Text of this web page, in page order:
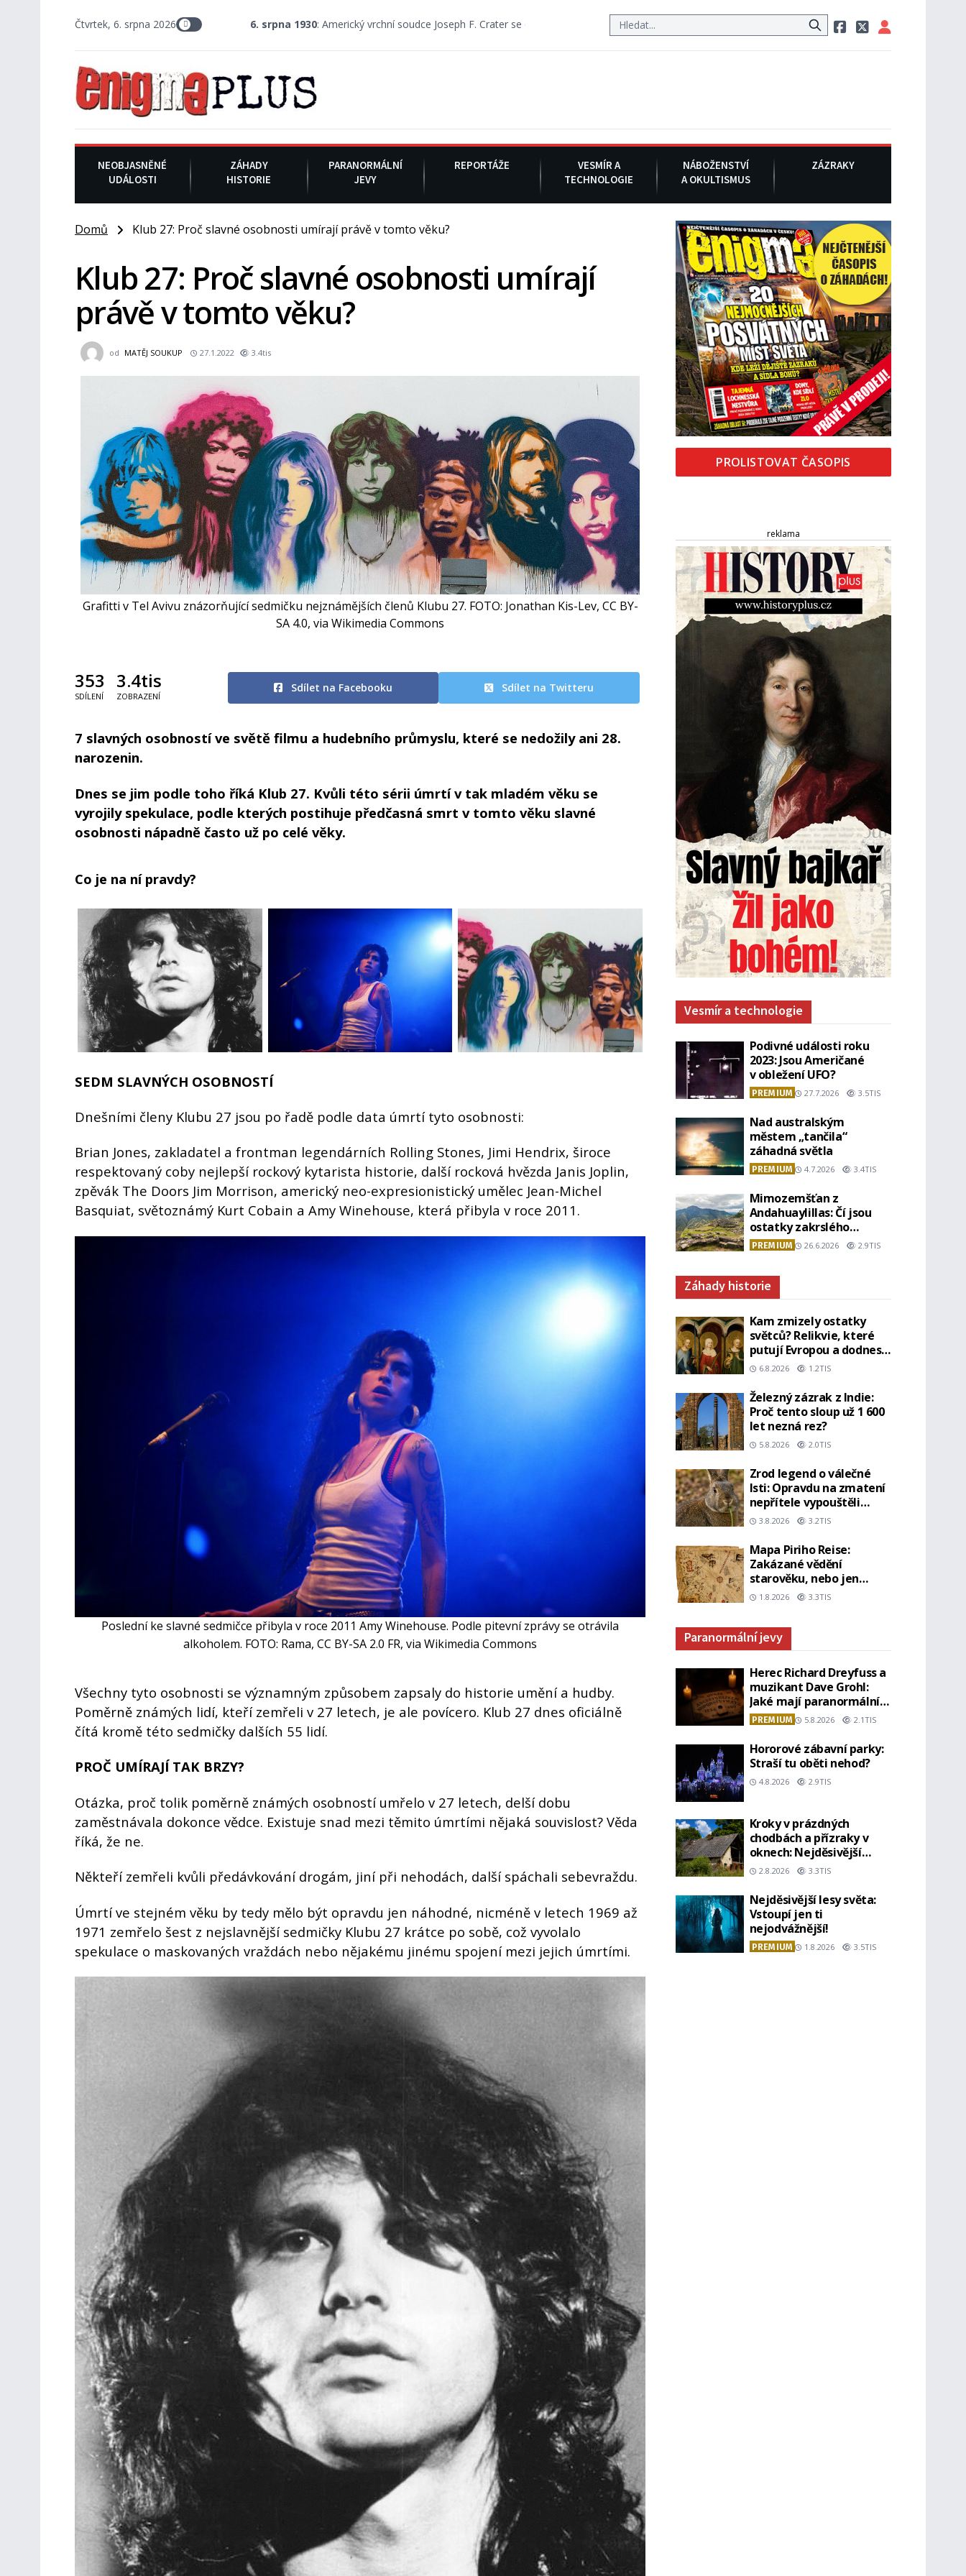
Čtvrtek, 6. srpna 20266. srpna 1930 : Americký vrchní soudce Joseph F. Crater se 6. srpna 1930 navečeří ve své oblíbené restauraci, pak si na ulici zavolá taxi, nasedne do něj a už ho nikdy
NEOBJASNĚNÉ
UDÁLOSTI
ZÁHADY
HISTORIE
PARANORMÁLNÍ
JEVY
REPORTÁŽE
VESMÍR A
TECHNOLOGIE
NÁBOŽENSTVÍ
A OKULTISMUS
ZÁZRAKY
Domů Klub 27: Proč slavné osobnosti umírají právě v tomto věku?
Klub 27: Proč slavné osobnosti umírají
právě v tomto věku?
od MATĚJ SOUKUP 27.1.2022 3.4tis
Grafitti v Tel Avivu znázorňující sedmičku nejznámějších členů Klubu 27. FOTO: Jonathan Kis-Lev, CC BY-
SA 4.0, via Wikimedia Commons
353
SDÍLENÍ
3.4tis
ZOBRAZENÍ
Sdílet na Facebooku Sdílet na Twitteru
7 slavných osobností ve světě filmu a hudebního průmyslu, které se nedožily ani 28.
narozenin.
Dnes se jim podle toho říká Klub 27. Kvůli této sérii úmrtí v tak mladém věku se
vyrojily spekulace, podle kterých postihuje předčasná smrt v tomto věku slavné
osobnosti nápadně často už po celé věky.
Co je na ní pravdy?
SEDM SLAVNÝCH OSOBNOSTÍ
Dnešními členy Klubu 27 jsou po řadě podle data úmrtí tyto osobnosti:
Brian Jones, zakladatel a frontman legendárních Rolling Stones, Jimi Hendrix, široce
respektovaný coby nejlepší rockový kytarista historie, další rocková hvězda Janis Joplin,
zpěvák The Doors Jim Morrison, americký neo-expresionistický umělec Jean-Michel
Basquiat, světoznámý Kurt Cobain a Amy Winehouse, která přibyla v roce 2011.
Poslední ke slavné sedmičce přibyla v roce 2011 Amy Winehouse. Podle pitevní zprávy se otrávila
alkoholem. FOTO: Rama, CC BY-SA 2.0 FR, via Wikimedia Commons
Všechny tyto osobnosti se významným způsobem zapsaly do historie umění a hudby.
Poměrně známých lidí, kteří zemřeli v 27 letech, je ale povícero. Klub 27 dnes oficiálně
čítá kromě této sedmičky dalších 55 lidí.
PROČ UMÍRAJÍ TAK BRZY?
Otázka, proč tolik poměrně známých osobností umřelo v 27 letech, delší dobu
zaměstnávala dokonce vědce. Existuje snad mezi těmito úmrtími nějaká souvislost? Věda
říká, že ne.
Někteří zemřeli kvůli předávkování drogám, jiní při nehodách, další spáchali sebevraždu.
Úmrtí ve stejném věku by tedy mělo být opravdu jen náhodné, nicméně v letech 1969 až
1971 zemřelo šest z nejslavnější sedmičky Klubu 27 krátce po sobě, což vyvolalo
spekulace o maskovaných vraždách nebo nějakému jinému spojení mezi jejich úmrtími.
PROLISTOVAT ČASOPIS
reklama
Vesmír a technologie
Podivné události roku
2023: Jsou Američané
v obležení UFO?
PREMIUM 27.7.2026 3.5TIS
Nad australským
městem „tančila“
záhadná světla
PREMIUM 4.7.2026 3.4TIS
Mimozemšťan z
Andahuaylillas: Čí jsou
ostatky zakrslého
stvoření s ohromnou
lebkou?
PREMIUM 26.6.2026 2.9TIS
Záhady historie
Kam zmizely ostatky
světců? Relikvie, které
putují Evropou a dodnes
budí úžas
6.8.2026 1.2TIS
Železný zázrak z Indie:
Proč tento sloup už 1 600
let nezná rez?
5.8.2026 2.0TIS
Zrod legend o válečné
lsti: Opravdu na zmatení
nepřítele vypouštěli
vypasené králíky?
3.8.2026 3.2TIS
Mapa Piriho Reise:
Zakázané vědění
starověku, nebo jen
geniální práce
1.8.2026 3.3TIS
Paranormální jevy
Herec Richard Dreyfuss a
muzikant Dave Grohl:
Jaké mají paranormální
zážitky?
PREMIUM 5.8.2026 2.1TIS
Hororové zábavní parky:
Straší tu oběti nehod?
4.8.2026 2.9TIS
Kroky v prázdných
chodbách a přízraky v
oknech: Nejděsivější
domy v Česku budí hrůzu
2.8.2026 3.3TIS
Nejděsivější lesy světa:
Vstoupí jen ti
nejodvážnější!
PREMIUM 1.8.2026 3.5TIS